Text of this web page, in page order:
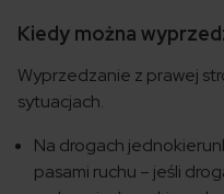
Kiedy można
Wyprzedzanie z prawej
sytuacjach.
Na drogach
pasami ruchu – jeśli